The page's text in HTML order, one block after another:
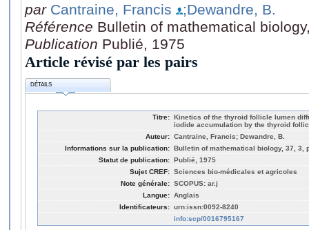
par Cantraine, Francis
;Dewandre, B.
Référence Bulletin of mathematical
Publication Publié, 1975
Article révisé par les pairs
DÉTAILS
Titre: Kinetics of the thyroid follicle lumen
iodide accumulation by the thyroid
Auteur: Cantraine, Francis; Dewandre, B.
Informations sur la publication: Bulletin of mathematical biology, 37, 3,
Statut de publication: Publié, 1975
Sujet CREF: Sciences bio-médicales et agricoles
Note générale: SCOPUS: ar.j
Langue: Anglais
Identificateurs: urn:issn:0092-8240
info:scp/0016795167